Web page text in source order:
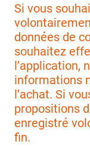
Si vous
données de
souhaitez
l’application,
informations
l’achat. Si
propositions
enregistré
fin.